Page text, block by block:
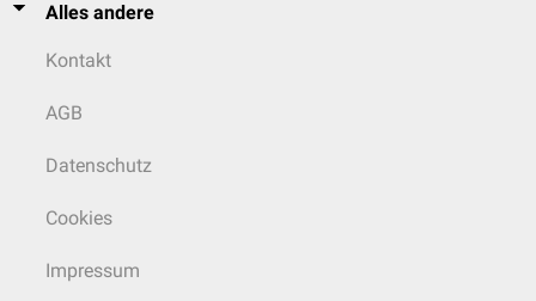
Alles andere
Kontakt
AGB
Datenschutz
Cookies
Impressum